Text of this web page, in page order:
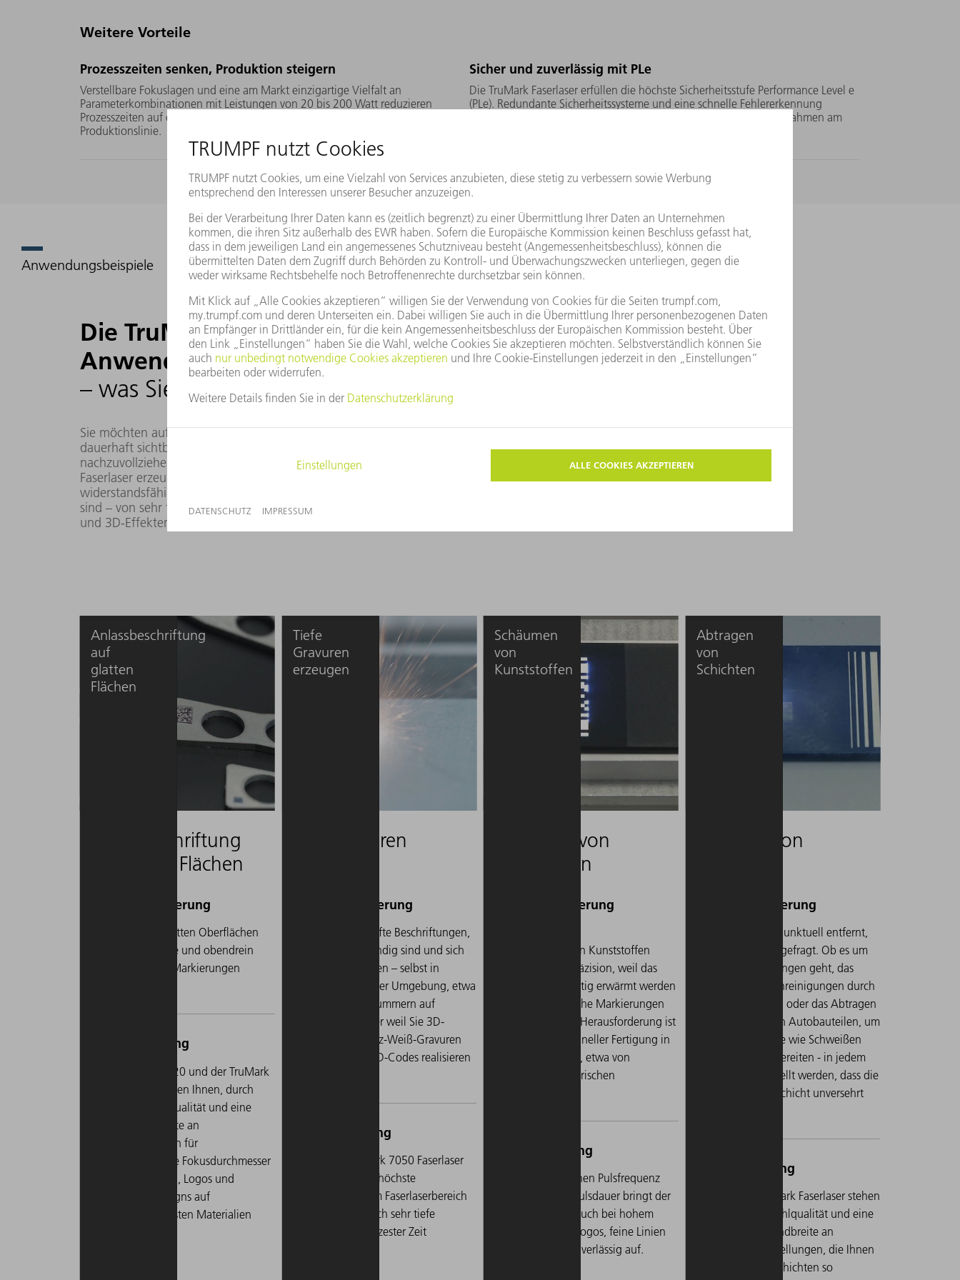
Weitere Vorteile
Prozesszeiten senken, Produktion steigern
Verstellbare Fokuslagen und eine am Markt einzigartige Vielfalt an
Parameterkombinationen mit Leistungen von 20 bis 200 Watt reduzieren
Prozesszeiten auf ein Minimum – und steigern so die Effizienz Ihrer
Produktionslinie.
Sicher und zuverlässig mit PLe
Die TruMark Faserlaser erfüllen die höchste Sicherheitsstufe Performance Level e
(PLe). Redundante Sicherheitssysteme und eine schnelle Fehlererkennung
steigern Ihre Sicherheit in der Produktion – ohne zusätzliche Maßnahmen am
Anwendungsbeispiele
Die TruMark Faserlaser in der
Anwendung
– was Sie erwarten können
Sie möchten auf einer Vielzahl von Materialien Markierungen anbringen, die
dauerhaft sichtbar bleiben, damit die Herkunft von Bauteilen eindeutig
nachzuvollziehen ist, beispielsweise in der Automobilindustrie. Die TruMark
Faserlaser erzeugen auf unterschiedlichsten Oberflächen schnell und präzise
widerstandsfähige Markierungen, die auch nach langer Zeit deutlich zu erkennen
sind – von sehr tiefen Schriften über feine, kontrastreiche Motive bis hin zu 2D-
und 3D-Effekten.
Anlassbeschriftung
auf
glatten
Flächen
Anlassbeschriftung
auf glatten Flächen
Sie möchten auf glatten Oberflächen
wie Stahl langlebige und obendrein
widerstandsfähige Markierungen
TruMark 5020 und der TruMark
5050 ermöglichen Ihnen, durch
höchste Strahlqualität und eine
große Bandbreite an
Fokussieroptiken für
unterschiedliche Fokusdurchmesser
feinste Schriften, Logos und
dekorative Designs auf
unterschiedlichsten Materialien
Tiefe
Gravuren
erzeugen
Tiefe Gravuren
Sie benötigen vertiefte Beschriftungen,
die dauerhaft beständig sind und sich
nicht entfernen lassen – selbst in
korrosionsgefährdeter Umgebung, etwa
bei Identifikationsnummern auf
Fahrzeugteilen. Oder weil Sie 3D-
Effekte oder Schwarz-Weiß-Gravuren
für kontrastreiche 2D-Codes realisieren
Mit dem TruMark 7050 Faserlaser
erzielen Sie die höchste
Strahlqualität im Faserlaserbereich
und können auch sehr tiefe
Gravuren in kürzester Zeit
Schäumen
von
Kunststoffen
Schäumen von
Kunststoffen
infrarotdurchlässigen Kunststoffen
erfordert höchste Präzision, weil das
Material nur kurzfristig erwärmt werden
soll, um kontrastreiche Markierungen
anzubringen. Diese Herausforderung ist
umso größer bei schneller Fertigung in
großen Stückzahlen, etwa von
Bauteilen oder elektrischen
Dank seiner hohen Pulsfrequenz
und variablen Pulsdauer bringt der
TruMark 5020 auch bei hohem
Tempo präzise Logos, feine Linien
und Symbole zuverlässig auf.
Abtragen
von
Schichten
Abtragen von
Werden Schichten punktuell entfernt,
ist höchste Sorgfalt gefragt. Ob es um
Tag-Nacht-Markierungen geht, das
Entfernen von Verunreinigungen durch
Kupfer, Rost oder Öl oder das Abtragen
von Lackschichten in Autobauteilen, um
sie für Folgeprozesse wie Schweißen
oder Kleben vorzubereiten - in jedem
Fall muss sichergestellt werden, dass die
darunter liegende Schicht unversehrt
Sämtliche TruMark Faserlaser stehen
für höchste Strahlqualität und eine
einzigartige Bandbreite an
Parameter-Einstellungen, die Ihnen
ermöglichen, Schichten so